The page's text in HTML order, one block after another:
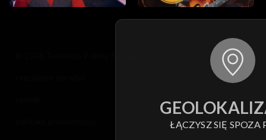
ŁĄCZYSZ SIĘ SPOZA